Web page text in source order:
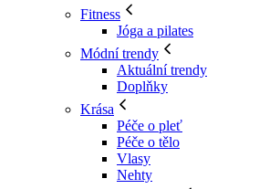
Fitness
Jóga a pilates
Módní trendy
Aktuální trendy
Doplňky
Krása
Péče o pleť
Péče o tělo
Vlasy
Nehty